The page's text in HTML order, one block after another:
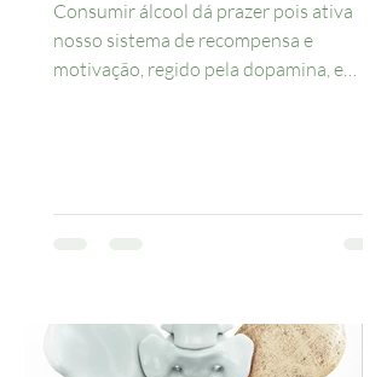
Consumir álcool dá prazer pois ativa
nosso sistema de recompensa e
motivação, regido pela dopamina, e